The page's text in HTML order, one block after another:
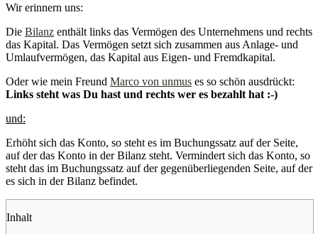
Wir erinnern uns:
Die Bilanz enthält links das Vermögen des Unternehmens und rechts
das Kapital. Das Vermögen setzt sich zusammen aus Anlage- und
Umlaufvermögen, das Kapital aus Eigen- und Fremdkapital.
Oder wie mein Freund Marco von unmus es so schön ausdrückt:
Links steht was Du hast und rechts wer es bezahlt hat :-)
und:
Erhöht sich das Konto, so steht es im Buchungssatz auf der Seite,
auf der das Konto in der Bilanz steht. Vermindert sich das Konto, so
steht das im Buchungssatz auf der gegenüberliegenden Seite, auf der
es sich in der Bilanz befindet.
Inhalt